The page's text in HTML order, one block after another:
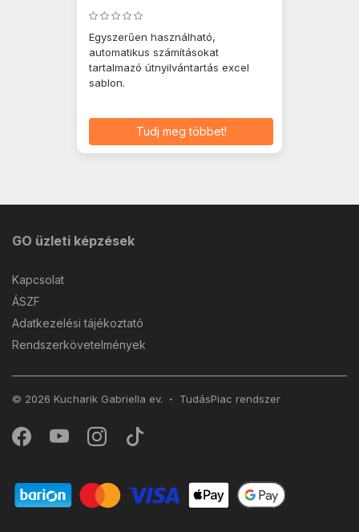
Egyszerűen használható,
automatikus számításokat
tartalmazó útnyilvántartás excel
sablon.
Tudj meg többet!
GO üzleti képzések
Kapcsolat
ÁSZF
Adatkezelési tájékoztató
Rendszerkövetelmények
© 2026 Kucharik Gabriella ev. TudásPiac rendszer